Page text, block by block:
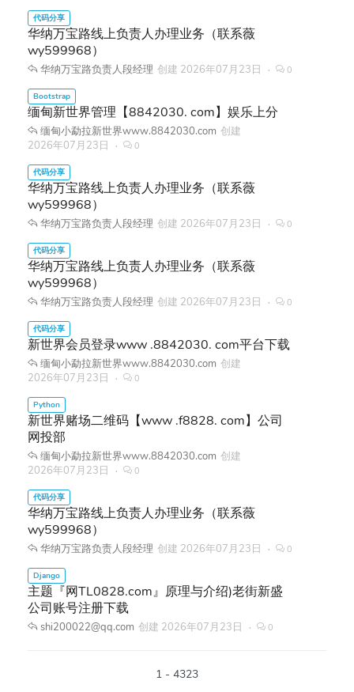
华纳万宝路线上负责人办理业务（联系薇
wy599968）
华纳万宝路负责人段经理 创建 2026年07月23日 0
缅甸新世界管理【8842030. com】娱乐上分
缅甸小勐拉新世界www.8842030.com 创建
2026年07月23日
0
华纳万宝路线上负责人办理业务（联系薇
wy599968）
华纳万宝路负责人段经理 创建 2026年07月23日 0
华纳万宝路线上负责人办理业务（联系薇
wy599968）
华纳万宝路负责人段经理 创建 2026年07月23日 0
新世界会员登录www .8842030. com平台下载
缅甸小勐拉新世界www.8842030.com 创建
2026年07月23日
0
新世界赌场二维码【www .f8828. com】公司
网投部
缅甸小勐拉新世界www.8842030.com 创建
2026年07月23日
0
华纳万宝路线上负责人办理业务（联系薇
wy599968）
华纳万宝路负责人段经理 创建 2026年07月23日 0
主题『网TL0828.com』原理与介绍)老街新盛
公司账号注册下载
shi200022@qq.com 创建 2026年07月23日 0
1 - 4323